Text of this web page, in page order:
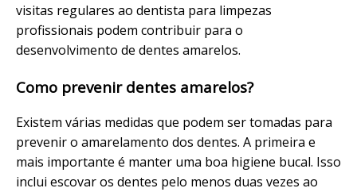
visitas regulares ao dentista para limpezas
profissionais podem contribuir para o
desenvolvimento de dentes amarelos.
Como prevenir dentes amarelos?
Existem várias medidas que podem ser tomadas para
prevenir o amarelamento dos dentes. A primeira e
mais importante é manter uma boa higiene bucal. Isso
inclui escovar os dentes pelo menos duas vezes ao